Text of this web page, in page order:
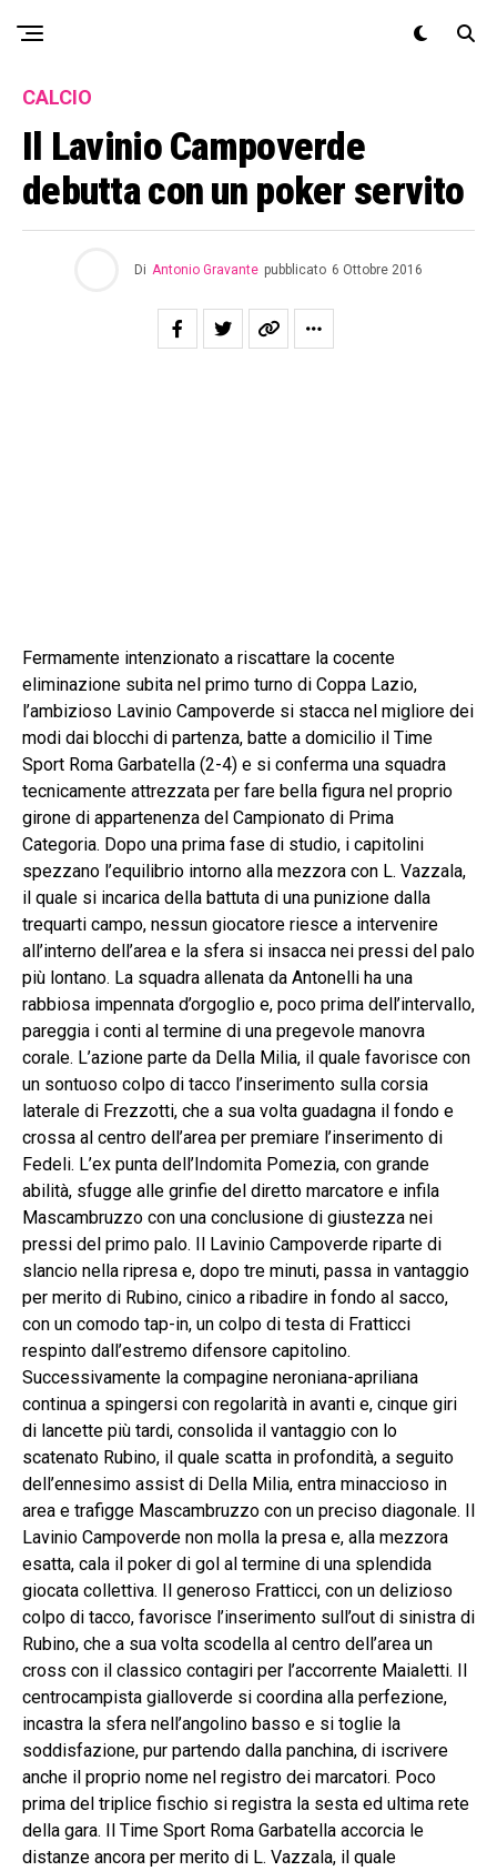
CALCIO
Il Lavinio Campoverde
debutta con un poker servito
Di Antonio Gravante pubblicato 6 Ottobre 2016
Fermamente intenzionato a riscattare la cocente
eliminazione subita nel primo turno di Coppa Lazio,
l’ambizioso Lavinio Campoverde si stacca nel migliore dei
modi dai blocchi di partenza, batte a domicilio il Time
Sport Roma Garbatella (2-4) e si conferma una squadra
tecnicamente attrezzata per fare bella figura nel proprio
girone di appartenenza del Campionato di Prima
Categoria. Dopo una prima fase di studio, i capitolini
spezzano l’equilibrio intorno alla mezzora con L. Vazzala,
il quale si incarica della battuta di una punizione dalla
trequarti campo, nessun giocatore riesce a intervenire
all’interno dell’area e la sfera si insacca nei pressi del palo
più lontano. La squadra allenata da Antonelli ha una
rabbiosa impennata d’orgoglio e, poco prima dell’intervallo,
pareggia i conti al termine di una pregevole manovra
corale. L’azione parte da Della Milia, il quale favorisce con
un sontuoso colpo di tacco l’inserimento sulla corsia
laterale di Frezzotti, che a sua volta guadagna il fondo e
crossa al centro dell’area per premiare l’inserimento di
Fedeli. L’ex punta dell’Indomita Pomezia, con grande
abilità, sfugge alle grinfie del diretto marcatore e infila
Mascambruzzo con una conclusione di giustezza nei
pressi del primo palo. Il Lavinio Campoverde riparte di
slancio nella ripresa e, dopo tre minuti, passa in vantaggio
per merito di Rubino, cinico a ribadire in fondo al sacco,
con un comodo tap-in, un colpo di testa di Fratticci
respinto dall’estremo difensore capitolino.
Successivamente la compagine neroniana-apriliana
continua a spingersi con regolarità in avanti e, cinque giri
di lancette più tardi, consolida il vantaggio con lo
scatenato Rubino, il quale scatta in profondità, a seguito
dell’ennesimo assist di Della Milia, entra minaccioso in
area e trafigge Mascambruzzo con un preciso diagonale. Il
Lavinio Campoverde non molla la presa e, alla mezzora
esatta, cala il poker di gol al termine di una splendida
giocata collettiva. Il generoso Fratticci, con un delizioso
colpo di tacco, favorisce l’inserimento sull’out di sinistra di
Rubino, che a sua volta scodella al centro dell’area un
cross con il classico contagiri per l’accorrente Maialetti. Il
centrocampista gialloverde si coordina alla perfezione,
incastra la sfera nell’angolino basso e si toglie la
soddisfazione, pur partendo dalla panchina, di iscrivere
anche il proprio nome nel registro dei marcatori. Poco
prima del triplice fischio si registra la sesta ed ultima rete
della gara. Il Time Sport Roma Garbatella accorcia le
distanze ancora per merito di L. Vazzala, il quale